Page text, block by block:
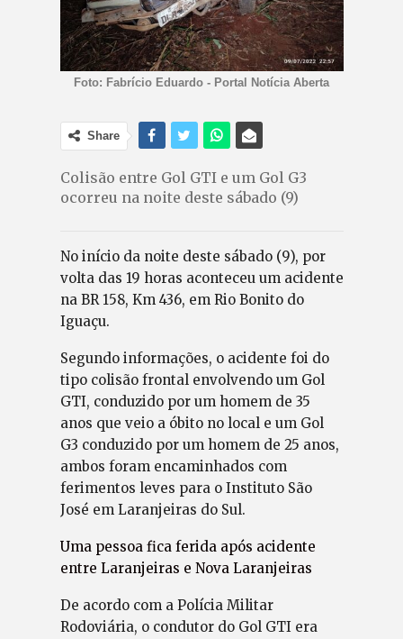
Foto: Fabrício Eduardo - Portal Notícia Aberta
Share
Colisão entre Gol GTI e um Gol G3
ocorreu na noite deste sábado (9)
No início da noite deste sábado (9), por
volta das 19 horas aconteceu um acidente
na BR 158, Km 436, em Rio Bonito do
Iguaçu.
Segundo informações, o acidente foi do
tipo colisão frontal envolvendo um Gol
GTI, conduzido por um homem de 35
anos que veio a óbito no local e um Gol
G3 conduzido por um homem de 25 anos,
ambos foram encaminhados com
ferimentos leves para o Instituto São
José em Laranjeiras do Sul.
Uma pessoa fica ferida após acidente
entre Laranjeiras e Nova Laranjeiras
De acordo com a Polícia Militar
Rodoviária, o condutor do Gol GTI era